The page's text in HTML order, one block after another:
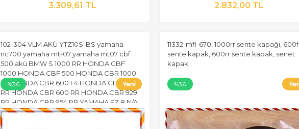
3.309,61 TL 2.832,00 TL
102-304 VLM AKÜ YTZ10S-BS yamaha
nc700 yamaha mt-07 yamaha mt07 cbf
500 akü BMW S 1000 RR HONDA CBF
1000 HONDA CBF 500 HONDA CBR 1000
RR HONDA CBR 600 F4 HONDA CBR 600
RR HONDA CBR 600 RR HONDA CBR 929
RR HONDA CBR 954 RR YAMAHA FZ 8 N/A
YAMAHA FZ 8 S/A Y
%36
11332-mfl-670, 1000rr sente kapağı, 600f
sente kapak, 600rr sente kapak, senet
kapak
%36